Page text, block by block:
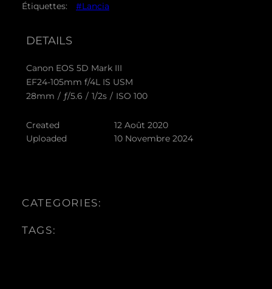
Étiquettes:
#Lancia
DETAILS
Canon EOS 5D Mark III
EF24-105mm f/4L IS USM
28mm / ƒ/5.6 / 1/2s / ISO 100
Created
12 Août 2020
Uploaded
10 Novembre 2024
CATEGORIES:
TAGS: